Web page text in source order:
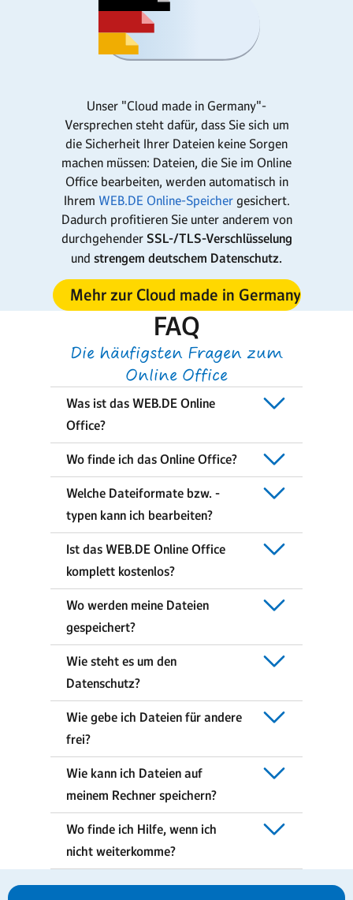
Unser "Cloud made in Germany"-
Versprechen steht dafür, dass Sie sich um
die Sicherheit Ihrer Dateien keine Sorgen
machen müssen: Dateien, die Sie im Online
Office bearbeiten, werden automatisch in
Ihrem WEB.DE Online-Speichergesichert.
Dadurch profitieren Sie unter anderem von
durchgehender SSL-/TLS-Verschlüsselung
und strengem deutschem Datenschutz.
Mehr zur Cloud made in Germany
FAQ
Die häufigsten Fragen zum
Online Office
Was ist das WEB.DE Online
Office?
Wo finde ich das Online Office?
Welche Dateiformate bzw. -
typen kann ich bearbeiten?
Ist das WEB.DE Online Office
komplett kostenlos?
Wo werden meine Dateien
gespeichert?
Wie steht es um den
Datenschutz?
Wie gebe ich Dateien für andere
frei?
Wie kann ich Dateien auf
meinem Rechner speichern?
Wo finde ich Hilfe, wenn ich
nicht weiterkomme?